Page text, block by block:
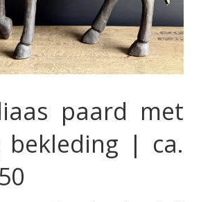
paard met
bekleding | ca.